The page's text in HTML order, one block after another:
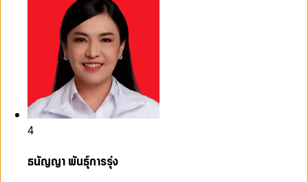
4
ธนัญญา พันธุ์การรุ่ง